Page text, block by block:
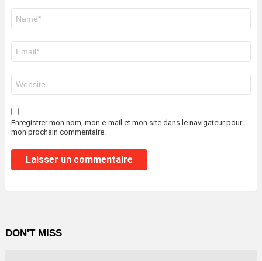
mail
*
web
Enregistrer mon nom, mon e-mail et mon site dans le navigateur pour
mon prochain commentaire.
DON'T MISS